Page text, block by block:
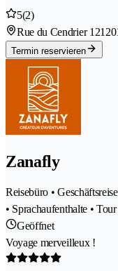
5(2)
Rue du Cendrier 12
Termin reservieren
Zanafly
Reisebüro •
• Sprachaufenthalte •
Geöffnet
Voyage merveilleux !